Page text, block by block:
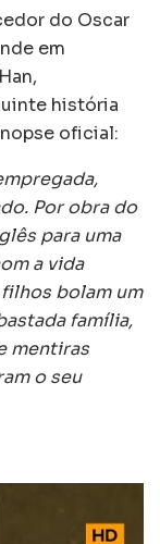
do Oscar
em
história
oficial:
Por obra do
para uma
a vida
bolam um
família,
mentiras
o seu